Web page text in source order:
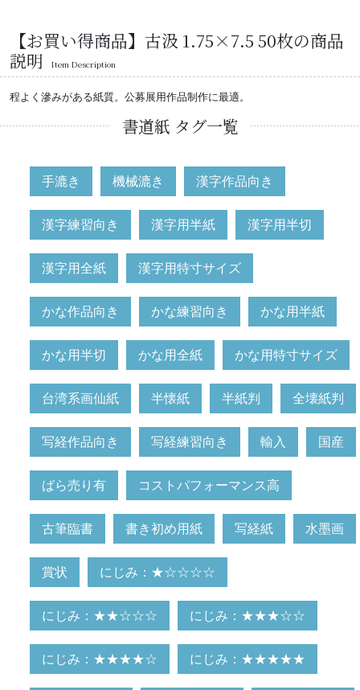
【お買い得商品】古汲 1.75×7.5 50枚の商品
説明
Item Description
程よく滲みがある紙質。公募展用作品制作に最適。
書道紙 タグ一覧
手漉き 機械漉き 漢字作品向き
漢字練習向き 漢字用半紙 漢字用半切
漢字用全紙 漢字用特寸サイズ
かな作品向き かな練習向き かな用半紙
かな用半切 かな用全紙 かな用特寸サイズ
台湾系画仙紙 半懐紙 半紙判 全壊紙判
写経作品向き 写経練習向き 輸入 国産
ばら売り有 コストパフォーマンス高
古筆臨書 書き初め用紙 写経紙 水墨画
賞状 にじみ：★☆☆☆☆
にじみ：★★☆☆☆ にじみ：★★★☆☆
にじみ：★★★★☆ にじみ：★★★★★